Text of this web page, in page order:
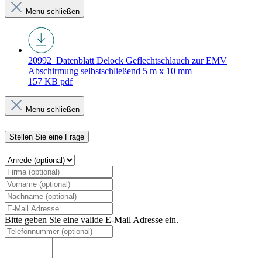
Menü schließen
20992_Datenblatt Delock Geflechtschlauch zur EMV
Abschirmung selbstschließend 5 m x 10 mm
157 KB pdf
Menü schließen
Stellen Sie eine Frage
Bitte geben Sie eine valide E-Mail Adresse ein.